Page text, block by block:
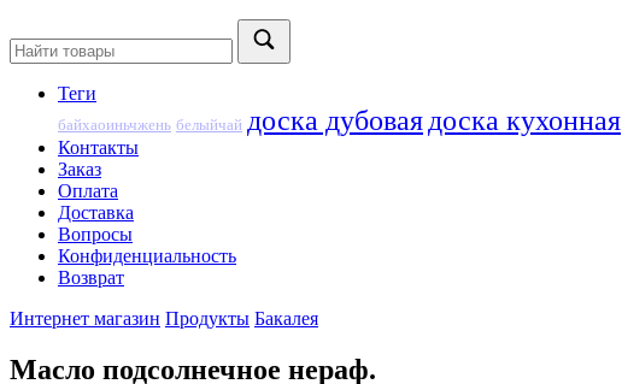
Теги
байхаоиньчжень белыйчай доска дубовая доска кухонная
Контакты
Заказ
Оплата
Доставка
Вопросы
Конфиденциальность
Возврат
Интернет магазин Продукты Бакалея
Масло подсолнечное нераф.